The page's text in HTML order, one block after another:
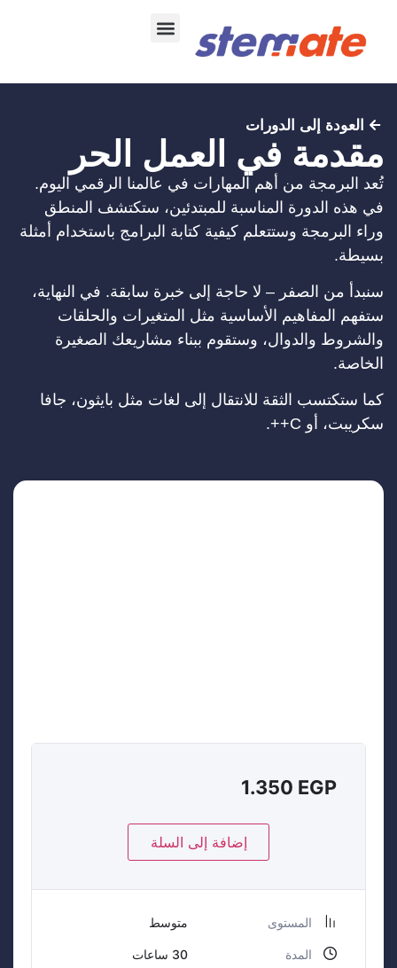
العودة إلى الدورات
مقدمة في العمل الحر
تُعد البرمجة من أهم المهارات في عالمنا الرقمي اليوم.
في هذه الدورة المناسبة للمبتدئين، ستكتشف المنطق
وراء البرمجة وستتعلم كيفية كتابة البرامج باستخدام أمثلة
بسيطة.
سنبدأ من الصفر – لا حاجة إلى خبرة سابقة. في النهاية،
ستفهم المفاهيم الأساسية مثل المتغيرات والحلقات
والشروط والدوال، وستقوم ببناء مشاريعك الصغيرة
الخاصة.
كما ستكتسب الثقة للانتقال إلى لغات مثل بايثون، جافا
سكريبت، أو C++.
1.350 EGP
إضافة إلى السلة
المستوى متوسط
المدة 30 ساعات